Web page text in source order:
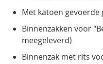
Met katoen gevoerde
Binnenzakken voor
meegeleverd)
Binnenzak met rits